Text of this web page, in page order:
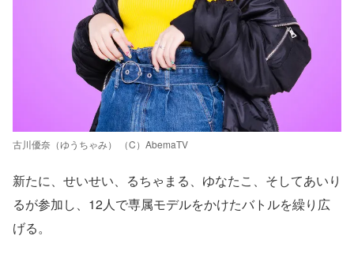
古川優奈（ゆうちゃみ） （C）AbemaTV
新たに、せいせい、るちゃまる、ゆなたこ、そしてあいり
るが参加し、12人で専属モデルをかけたバトルを繰り広
げる。